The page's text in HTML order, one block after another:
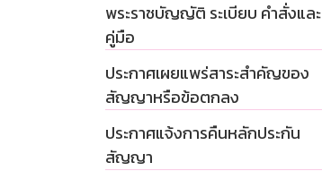
พระราชบัญญัติ ระเบียบ คำสั่งและ
คู่มือ
ประกาศเผยแพร่สาระสำคัญของ
สัญญาหรือข้อตกลง
ประกาศแจ้งการคืนหลักประกัน
สัญญา